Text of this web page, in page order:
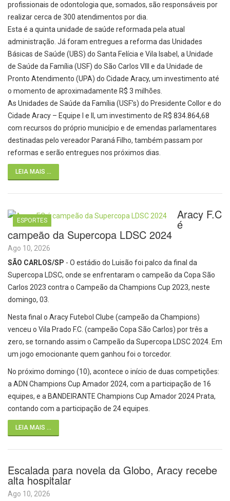
profissionais de odontologia que, somados, são responsáveis por
realizar cerca de 300 atendimentos por dia.
Esta é a quinta unidade de saúde reformada pela atual
administração. Já foram entregues a reforma das Unidades
Básicas de Saúde (UBS) do Santa Felícia e Vila Isabel, a Unidade
de Saúde da Família (USF) do São Carlos VIII e da Unidade de
Pronto Atendimento (UPA) do Cidade Aracy, um investimento até
o momento de aproximadamente R$ 3 milhões.
As Unidades de Saúde da Família (USF’s) do Presidente Collor e do
Cidade Aracy – Equipe I e II, um investimento de R$ 834.864,68
com recursos do próprio município e de emendas parlamentares
destinadas pelo vereador Paraná Filho, também passam por
reformas e serão entregues nos próximos dias.
LEIA MAIS ...
ESPORTES Aracy F.C
é
campeão da Supercopa LDSC 2024
Ago 10, 2026
SÃO CARLOS/SP - O estádio do Luisão foi palco da final da
Supercopa LDSC, onde se enfrentaram o campeão da Copa São
Carlos 2023 contra o Campeão da Champions Cup 2023, neste
domingo, 03.
Nesta final o Aracy Futebol Clube (campeão da Champions)
venceu o Vila Prado F.C. (campeão Copa São Carlos) por três a
zero, se tornando assim o Campeão da Supercopa LDSC 2024. Em
um jogo emocionante quem ganhou foi o torcedor.
No próximo domingo (10), acontece o início de duas competições:
a ADN Champions Cup Amador 2024, com a participação de 16
equipes, e a BANDEIRANTE Champions Cup Amador 2024 Prata,
contando com a participação de 24 equipes.
LEIA MAIS ...
Escalada para novela da Globo, Aracy recebe
alta hospitalar
Ago 10, 2026